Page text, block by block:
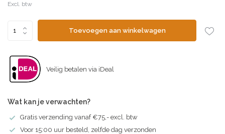
Excl. btw
Toevoegen aan winkelwagen
Veilig betalen via iDeal
Wat kan je verwachten?
Gratis verzending vanaf €75,- excl. btw
Voor 15:00 uur besteld, zelfde dag verzonden